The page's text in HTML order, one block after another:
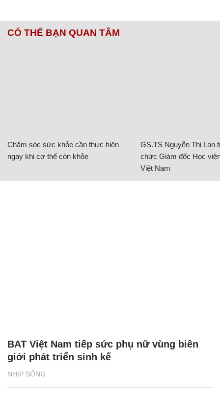
CÓ THỂ BẠN QUAN TÂM
Chăm sóc sức khỏe cần thực hiện
ngay khi cơ thể còn khỏe
GS.TS Nguyễn Thị Lan
chức Giám đốc Học
Việt Nam
NHỊP SỐNG
BAT Việt Nam tiếp sức phụ nữ vùng biên
giới phát triển sinh kế